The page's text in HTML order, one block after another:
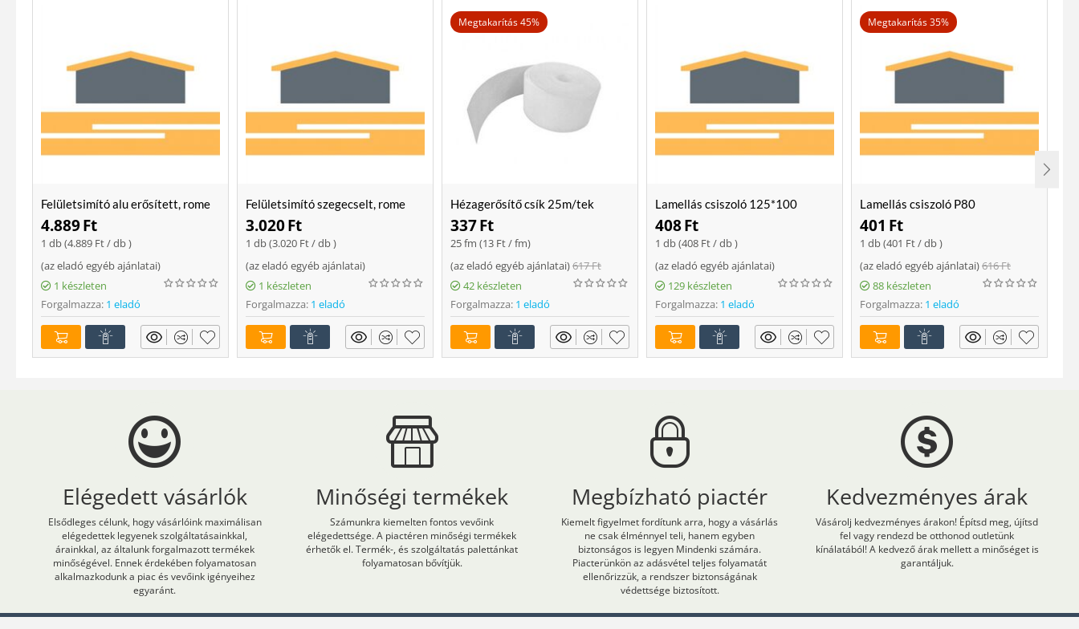
Felületsimító alu erősített, rome
400 mm Soft
4.889Ft
1 db (4.889 Ft/ db )
(az eladó egyéb ajánlatai)
1 készleten
Forgalmazza: 1 eladó
Felületsimító szegecselt, rome
400mm
3.020Ft
1 db (3.020 Ft/ db )
(az eladó egyéb ajánlatai)
1 készleten
Forgalmazza: 1 eladó
Megtakarítás 45%
Hézagerősítő csík 25m/tek
337Ft
25 fm (13 Ft/ fm)
(az eladó egyéb ajánlatai)617Ft
42 készleten
Forgalmazza: 1 eladó
Lamellás csiszoló 125*100
408Ft
1 db (408 Ft/ db )
(az eladó egyéb ajánlatai)
129 készleten
Forgalmazza: 1 eladó
Megtakarítás 35%
Lamellás csiszoló P80
401 Ft
1 db (401 Ft/ db )
(az eladó egyéb ajánlatai)616Ft
88 készleten
Forgalmazza: 1 eladó
Elégedett vásárlók
Elsődleges célunk, hogy vásárlóink maximálisan
elégedettek legyenek szolgáltatásainkkal,
árainkkal, az általunk forgalmazott termékek
minőségével. Ennek érdekében folyamatosan
alkalmazkodunk a piac és vevőink igényeihez
egyaránt.
Minőségi termékek
Számunkra kiemelten fontos vevőink
elégedettsége. A piactéren minőségi termékek
érhetők el. Termék-, és szolgáltatás palettánkat
folyamatosan bővítjük.
Megbízható piactér
Kiemelt figyelmet fordítunk arra, hogy a vásárlás
ne csak élménnyel teli, hanem egyben
biztonságos is legyen Mindenki számára.
Piacterünkön az adásvétel teljes folyamatát
ellenőrizzük, a rendszer biztonságának
védettsége biztosított.
Kedvezményes árak
Vásárolj kedvezményes árakon! Építsd meg, újítsd
fel vagy rendezd be otthonod outletünk
kínálatából! A kedvező árak mellett a minőséget is
garantáljuk.